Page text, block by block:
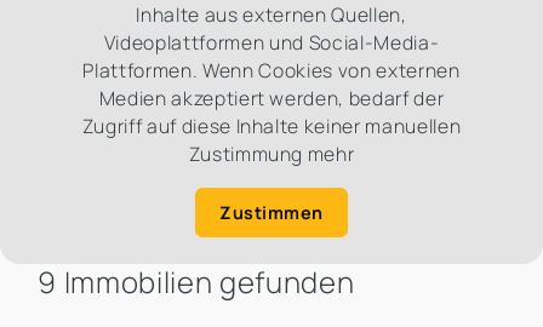
Inhalte aus externen Quellen,
Videoplattformen und Social-Media-
Plattformen. Wenn Cookies von externen
Medien akzeptiert werden, bedarf der
Zugriff auf diese Inhalte keiner manuellen
Zustimmung mehr
Zustimmen
9 Immobilien gefunden